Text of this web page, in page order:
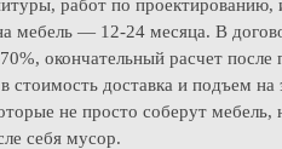
работ по проектированию,
мебель — 12-24 месяца. В
окончательный расчет
стоимость доставка и подъем
не просто соберут
себя мусор.